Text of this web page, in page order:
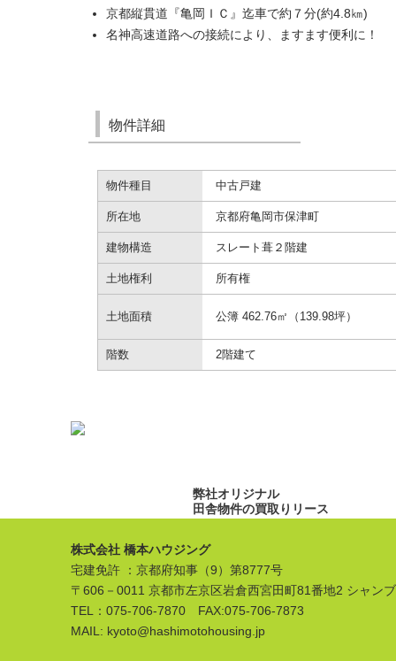
京都縦貫道『亀岡ＩＣ』迄車で約７分(約4.8㎞)
名神高速道路への接続により、ますます便利に！
物件詳細
物件種目 中古戸建
所在地 京都府亀岡市保津町
建物構造 スレート葺２階建
土地権利 所有権
土地面積 公簿 462.76㎡（139.98坪）
階数 2階建て
弊社オリジナル
田舎物件の買取りリース
株式会社 橋本ハウジング
宅建免許 ：京都府知事（9）第8777号
〒606－0011 京都市左京区岩倉西宮田町81番地2 シャン
TEL：075-706-7870 FAX:075-706-7873
MAIL: kyoto@hashimotohousing.jp